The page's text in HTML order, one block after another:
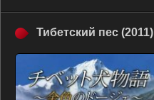
Тибетский пес (2011)